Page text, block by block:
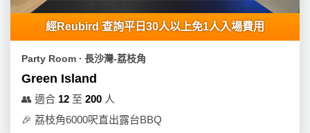
訂
禮
物
地
佈
司
活
動
婚
禮
器
情
侶
心
清
單
經Reubird 查詢平日30人以上免1人入場費用
Party Room ∙ 長沙灣-荔枝角
Green Island
👥 適合 12 至 200 人
🎉 荔枝角6000呎直出露台BBQ